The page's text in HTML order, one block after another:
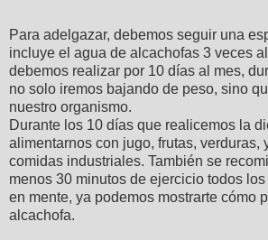
Para adelgazar, debemos seguir una
incluye el agua de alcachofas 3 veces
debemos realizar por 10 días al mes,
no solo iremos bajando de peso, sino
nuestro organismo.
Durante los 10 días que realicemos la
alimentarnos con jugo, frutas, verduras,
comidas industriales. También se
menos 30 minutos de ejercicio todos
en mente, ya podemos mostrarte cómo
alcachofa.